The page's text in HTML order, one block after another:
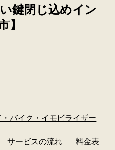
鍵閉じ込めイン
】
・バイク・イモビライザー
サービスの流れ 料金表